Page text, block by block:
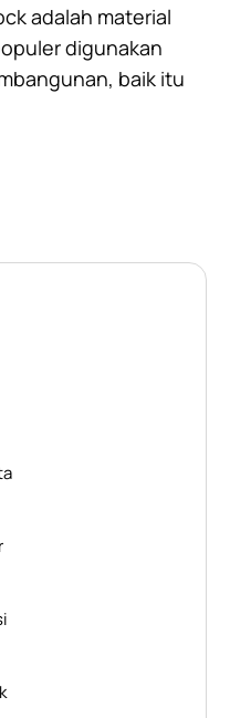
adalah material
digunakan
baik itu